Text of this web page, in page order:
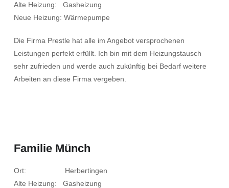
Alte Heizung: Gasheizung
Neue Heizung: Wärmepumpe
Die Firma Prestle hat alle im Angebot versprochenen
Leistungen perfekt erfüllt. Ich bin mit dem Heizungstausch
sehr zufrieden und werde auch zukünftig bei Bedarf weitere
Arbeiten an diese Firma vergeben.
Familie Münch
Ort: Herbertingen
Alte Heizung: Gasheizung